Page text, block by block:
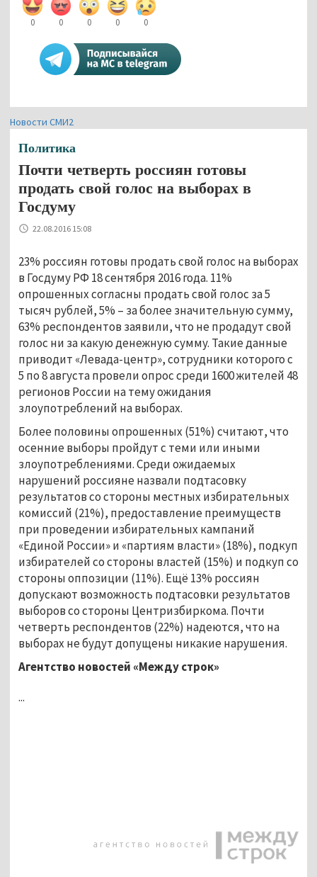
0 0 0 0 0
Новости СМИ2
Политика
Почти четверть россиян готовы
продать свой голос на выборах в
Госдуму
22.08.2016 15:08
23% россиян готовы продать свой голос на выборах
в Госдуму РФ 18 сентября 2016 года. 11%
опрошенных согласны продать свой голос за 5
тысяч рублей, 5% – за более значительную сумму,
63% респондентов заявили, что не продадут свой
голос ни за какую денежную сумму. Такие данные
приводит «Левада-центр», сотрудники которого с
5 по 8 августа провели опрос среди 1600 жителей 48
регионов России на тему ожидания
злоупотреблений на выборах.
Более половины опрошенных (51%) считают, что
осенние выборы пройдут с теми или иными
злоупотреблениями. Среди ожидаемых
нарушений россияне назвали подтасовку
результатов со стороны местных избирательных
комиссий (21%), предоставление преимуществ
при проведении избирательных кампаний
«Единой России» и «партиям власти» (18%), подкуп
избирателей со стороны властей (15%) и подкуп со
стороны оппозиции (11%). Ещё 13% россиян
допускают возможность подтасовки результатов
выборов со стороны Центризбиркома. Почти
четверть респондентов (22%) надеются, что на
выборах не будут допущены никакие нарушения.
Агентство новостей «Между строк»
...